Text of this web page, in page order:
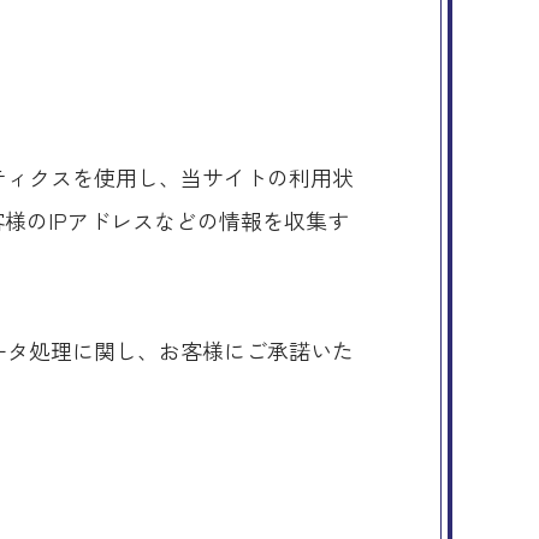
クスを使用し、当サイトの利用状
のIPアドレスなどの情報を収集す
処理に関し、お客様にご承諾いた